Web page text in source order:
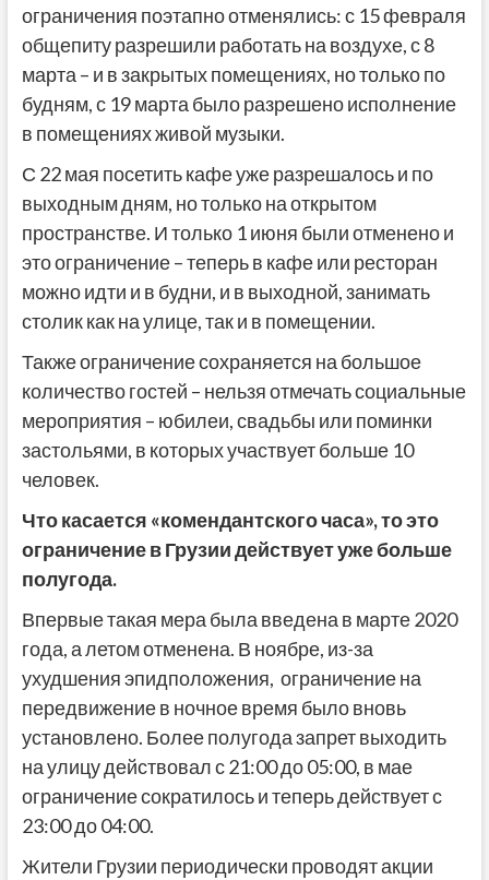
ограничения поэтапно отменялись: с 15 февраля
общепиту разрешили работать на воздухе, с 8
марта – и в закрытых помещениях, но только по
будням, с 19 марта было разрешено исполнение
в помещениях живой музыки.
С 22 мая посетить кафе уже разрешалось и по
выходным дням, но только на открытом
пространстве. И только 1 июня были отменено и
это ограничение – теперь в кафе или ресторан
можно идти и в будни, и в выходной, занимать
столик как на улице, так и в помещении.
Также ограничение сохраняется на большое
количество гостей – нельзя отмечать социальные
мероприятия – юбилеи, свадьбы или поминки
застольями, в которых участвует больше 10
человек.
Что касается «комендантского часа», то это
ограничение в Грузии действует уже больше
полугода.
Впервые такая мера была введена в марте 2020
года, а летом отменена. В ноябре, из-за
ухудшения эпидположения, ограничение на
передвижение в ночное время было вновь
установлено. Более полугода запрет выходить
на улицу действовал с 21:00 до 05:00, в мае
ограничение сократилось и теперь действует с
23:00 до 04:00.
Жители Грузии периодически проводят акции